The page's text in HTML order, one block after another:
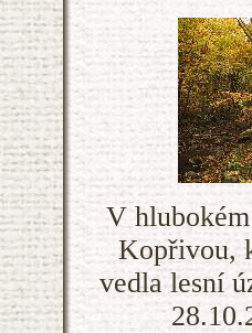
V
Kopřivou,
vedla lesní